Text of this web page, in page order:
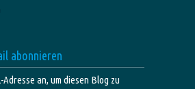
abonnieren
Adresse an, um diesen Blog zu